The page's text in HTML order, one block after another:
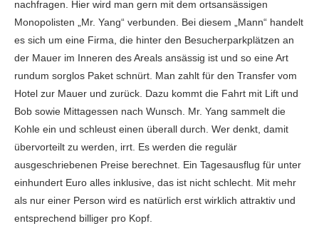
nachfragen. Hier wird man gern mit dem ortsansässigen
Monopolisten „Mr. Yang“ verbunden. Bei diesem „Mann“ handelt
es sich um eine Firma, die hinter den Besucherparkplätzen an
der Mauer im Inneren des Areals ansässig ist und so eine Art
rundum sorglos Paket schnürt. Man zahlt für den Transfer vom
Hotel zur Mauer und zurück. Dazu kommt die Fahrt mit Lift und
Bob sowie Mittagessen nach Wunsch. Mr. Yang sammelt die
Kohle ein und schleust einen überall durch. Wer denkt, damit
übervorteilt zu werden, irrt. Es werden die regulär
ausgeschriebenen Preise berechnet. Ein Tagesausflug für unter
einhundert Euro alles inklusive, das ist nicht schlecht. Mit mehr
als nur einer Person wird es natürlich erst wirklich attraktiv und
entsprechend billiger pro Kopf.